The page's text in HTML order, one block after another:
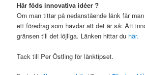
Här föds innovativa idéer ?
Om man tittar på nedanstående länk får
ett föredrag som hävdar att det är så: Att
gränsen till det löjliga. Länken hittar du här.
Tack till Per Östling för länktipset.